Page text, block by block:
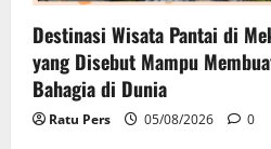
Destinasi Wisata Pantai di
yang Disebut Mampu
Bahagia di Dunia
Ratu Pers 05/08/2026 0